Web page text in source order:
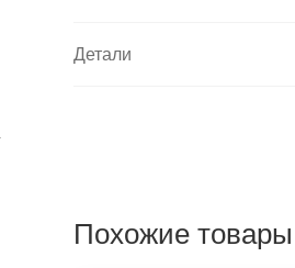
Детали
Похожие товары